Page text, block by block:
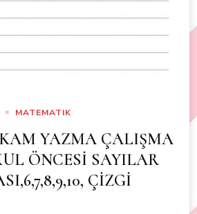
MATEMATIK
YAZMA ÇALIŞMA
ÖNCESİ SAYILAR
ÇİZGİ